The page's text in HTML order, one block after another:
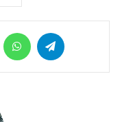
PinterestWhatsApp